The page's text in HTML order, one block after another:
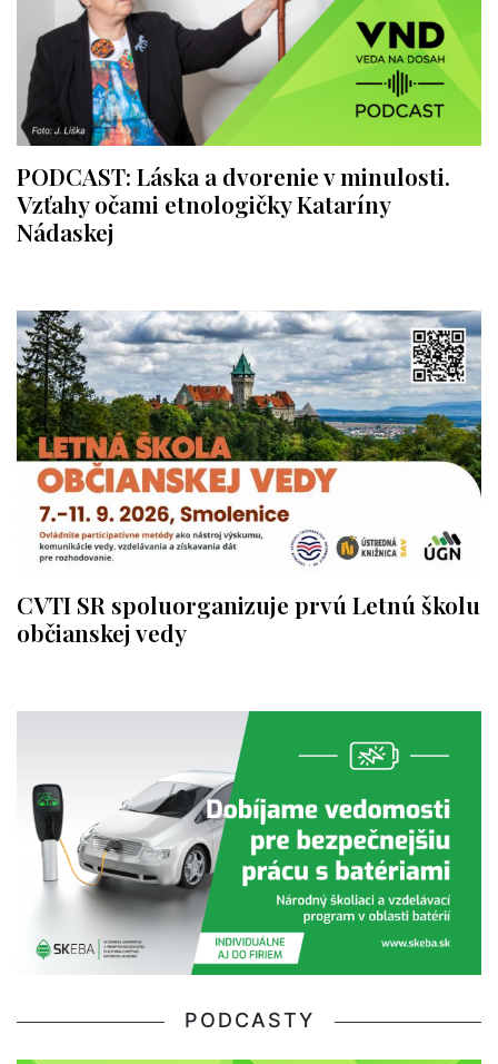
PODCAST: Láska a dvorenie v minulosti.
Vzťahy očami etnologičky Kataríny
Nádaskej
CVTI SR spoluorganizuje prvú Letnú školu
občianskej vedy
PODCASTY